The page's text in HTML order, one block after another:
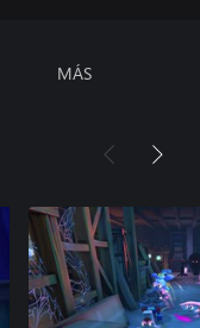
MÁS